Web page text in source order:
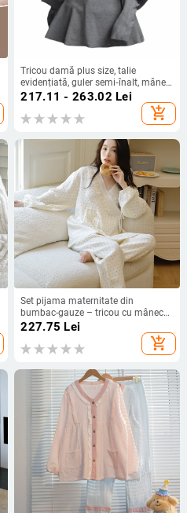
Tricou damă plus size, talie
evidențiată, guler semi‑înalt, mâneci
tip felinar, croială slim, pentru
217.11 - 263.02 Lei
add_shopping_cart
Set pijama maternitate din
bumbac-gauze – tricou cu mânecă
lungă și pantaloni, 100% bumbac,
161–180 g/m2, primăvară-toamnă,
stil dulce
227.75 Lei
add_shopping_cart